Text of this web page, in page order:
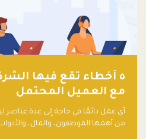
٥ أخطاء تقع فيها
مع العميل المحتمل
أي عمل دائمًا في حاجة إلى عدة عناصر
من أهمها الموظفون، والمال،